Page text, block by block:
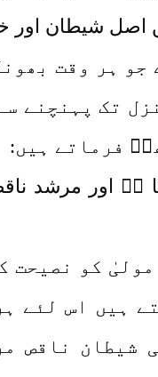
شیطان اور
ہر وقت
تک پہنچنے
فرماتے ہیں:
ہے اور مرشد
کو نصیحت
ہیں اس لئے
شیطان ناقص